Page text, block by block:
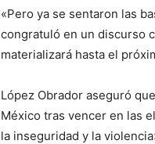
«Pero ya se sentaron las
congratuló en un discurso
materializará hasta el
López Obrador aseguró
México tras vencer en las
la inseguridad y la